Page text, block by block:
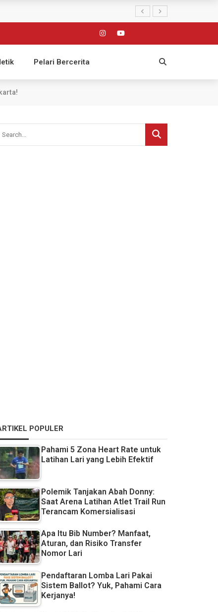
Pelari Bercerita
POPULER
Pahami 5 Zona Heart Rate untuk
Latihan Lari yang Lebih Efektif
Polemik Tanjakan Abah Donny:
Saat Arena Latihan Atlet Trail Run
Terancam Komersialisasi
Apa Itu Bib Number? Manfaat,
Aturan, dan Risiko Transfer
Nomor Lari
Pendaftaran Lomba Lari Pakai
Sistem Ballot? Yuk, Pahami Cara
Kerjanya!